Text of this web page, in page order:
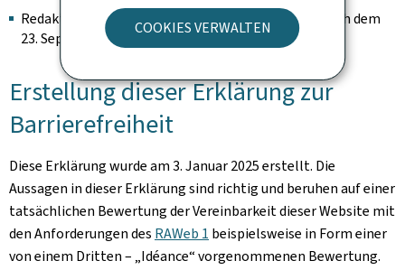
COOKIES VERWALTEN
Redaktioneller Inhalt, der als archiviert gilt (der nach dem
23. September 2019 nicht mehr geändert wurde).
Erstellung dieser Erklärung zur
Barrierefreiheit
Diese Erklärung wurde am3. Januar 2025erstellt. Die
Aussagen in dieser Erklärung sind richtig und beruhen auf einer
tatsächlichen Bewertung der Vereinbarkeit dieser Website mit
den Anforderungen des RAWeb 1 beispielsweise in Form einer
von einem Dritten – „Idéance“ vorgenommenen Bewertung.